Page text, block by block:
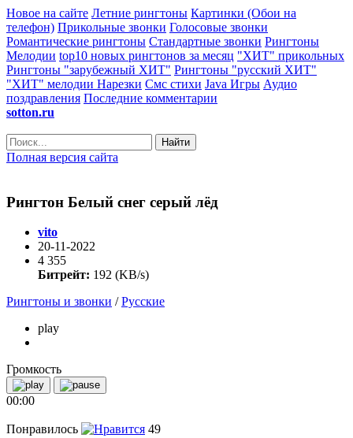
Новое на сайте Летние рингтоны Картинки (Обои на
телефон) Прикольные звонки Голосовые звонки
Романтические рингтоны Стандартные звонки Рингтоны
Мелодии top10 новых рингтонов за месяц "ХИТ" прикольных
Рингтоны "зарубежный ХИТ" Рингтоны "русский ХИТ"
"ХИТ" мелодии Нарезки Смс стихи Java Игры Аудио
поздравления Последние комментарии
sotton.ru
Найти
Полная версия сайта
Рингтон Белый снег серый лёд
vito
20-11-2022
4 355
Битрейт: 192 (KB/s)
Рингтоны и звонки /Русские
play
Громкость
00:00
Понравилось 49